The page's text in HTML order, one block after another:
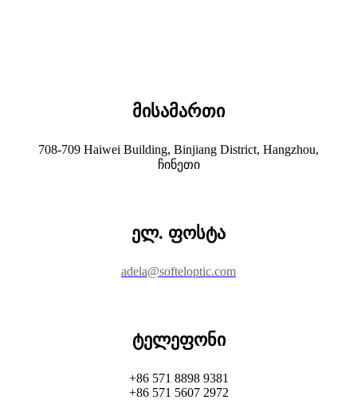
მისამართი
708-709 Haiwei Building, Binjiang District, Hangzhou,
ჩინეთი
ელ. ფოსტა
adela@softeloptic.com
ტელეფონი
+86 571 8898 9381
+86 571 5607 2972